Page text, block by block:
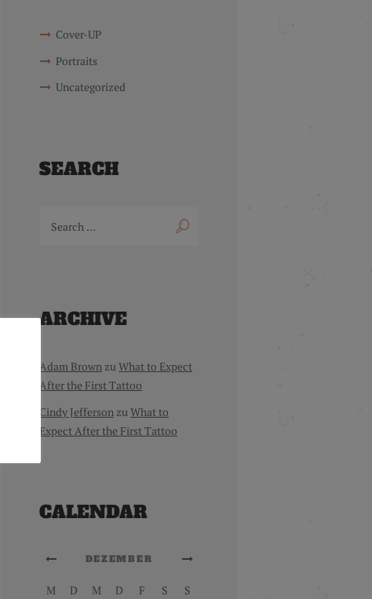
Cover-UP
Portraits
Uncategorized
SEARCH
ARCHIVE
Adam Brown zu What to Expect
After the First Tattoo
Cindy Jefferson zu What to
Expect After the First Tattoo
CALENDAR
DEZEMBER
M D M D F S
S